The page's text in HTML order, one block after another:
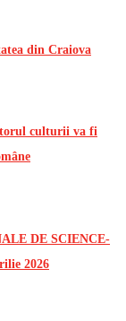
din Craiova
culturii va fi
DE SCIENCE-
2026